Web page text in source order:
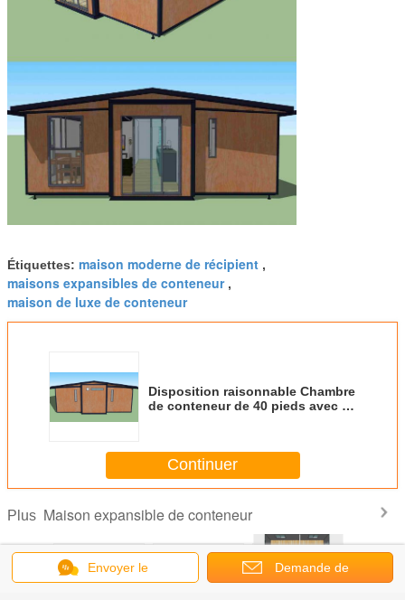
Étiquettes: maison moderne de récipient ,
maisons expansibles de conteneur,
maison de luxe de conteneur
Disposition raisonnable Chambre
de conteneur de 40 pieds avec la
Continuer
Plus Maison expansible de conteneur
Envoyer le Demande de